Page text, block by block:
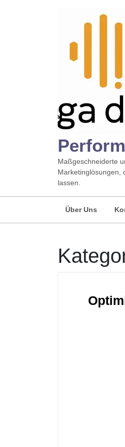
Maßgeschneiderte
Marketinglösungen,
lassen.
Über Uns